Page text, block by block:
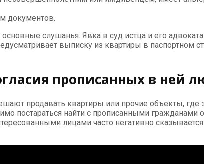
документов.
слушанья. Явка в суд истца и его
выписку из квартиры в паспортном
прописанных в ней
продавать квартиры или прочие объекты, где
постараться найти с прописанными гражданами
лицами часто негативно